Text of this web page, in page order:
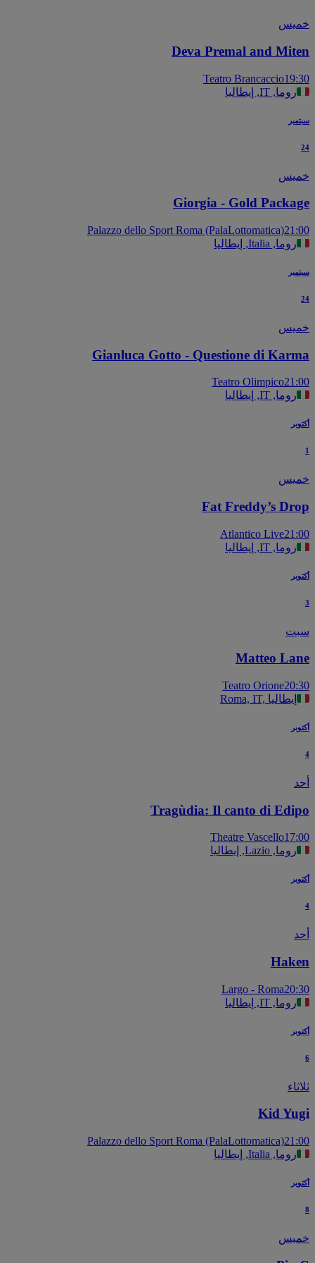
Deva Premal and
Teatro Brancaccio
روما, IT, إيطاليا
Giorgia - Gold
Palazzo dello Sport Roma (PalaLottomatica)
روما, Italia, إيطاليا
Gianluca Gotto - Questione di
Teatro Olimpico
روما, IT, إيطاليا
Fat Freddy’s
Atlantico Live
روما, IT, إيطاليا
Matteo
Teatro Orione
Roma, IT, إيطاليا
Tragùdia: Il canto di
Theatre Vascello
روما, Lazio, إيطاليا
Largo - Roma
روما, IT, إيطاليا
Kid
Palazzo dello Sport Roma (PalaLottomatica)
روما, Italia, إيطاليا